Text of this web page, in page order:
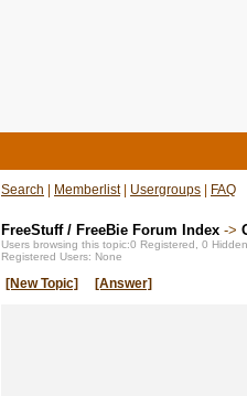
Search Memberlist| Usergroups FAQ
FreeStuff / FreeBie Forum Index ->
Users browsing this topic:0 Registered, 0
Registered Users: None
[New Topic] [Answer]